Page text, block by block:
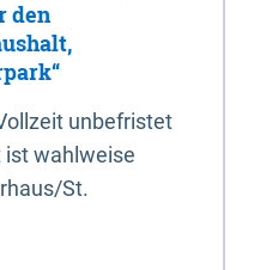
den
unbefristet
ist wahlweise
St.